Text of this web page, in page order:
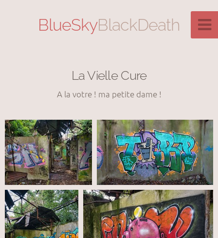
BlueSkyBlackDeath
La Vielle Cure
A la votre ! ma petite dame !